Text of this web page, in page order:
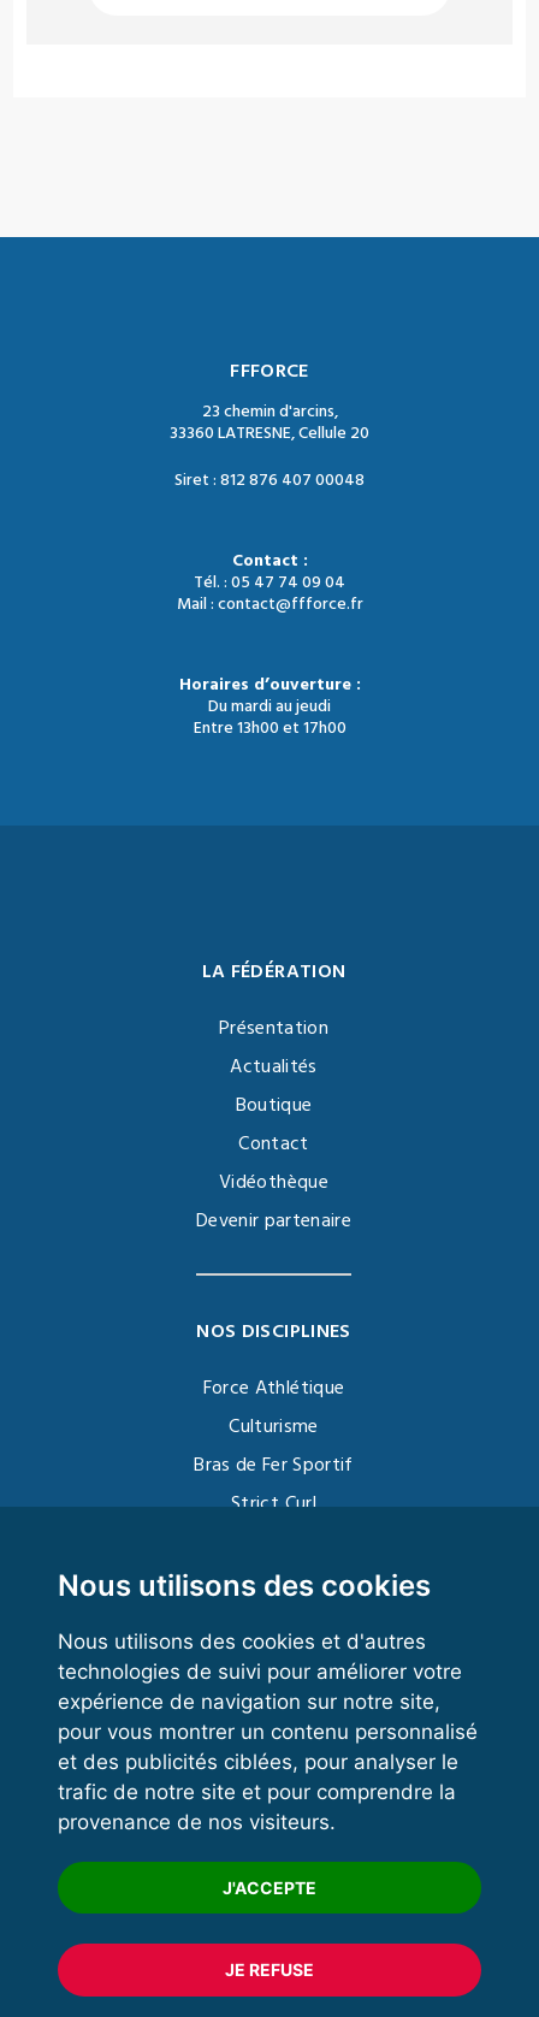
Nous utilisons des cookies
Nous utilisons des cookies et d'autres
technologies de suivi pour améliorer votre
expérience de navigation sur notre site,
pour vous montrer un contenu personnalisé
et des publicités ciblées, pour analyser le
trafic de notre site et pour comprendre la
provenance de nos visiteurs.
J'ACCEPTE
JE REFUSE
FFFORCE
23 chemin d'arcins,
33360 LATRESNE, Cellule 20
Siret : 812 876 407 00048
Contact :
Tél. : 05 47 74 09 04
Mail : contact@ffforce.fr
Horaires d’ouverture :
Du mardi au jeudi
Entre 13h00 et 17h00
LA FÉDÉRATION
Présentation
Actualités
Boutique
Contact
Vidéothèque
Devenir partenaire
NOS DISCIPLINES
Force Athlétique
Culturisme
Bras de Fer Sportif
Strict Curl
Kettlebell
VOS ESPACES
Espace dirigeant
Espace licencié
Trouver un club
Formation
© 2020 FFFORCE Tous droits réservés